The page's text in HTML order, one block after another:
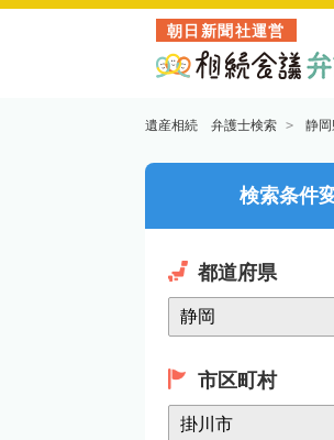
朝日新聞社運営
遺産相続 弁護士検索 静
検索条件
都道府県
市区町村